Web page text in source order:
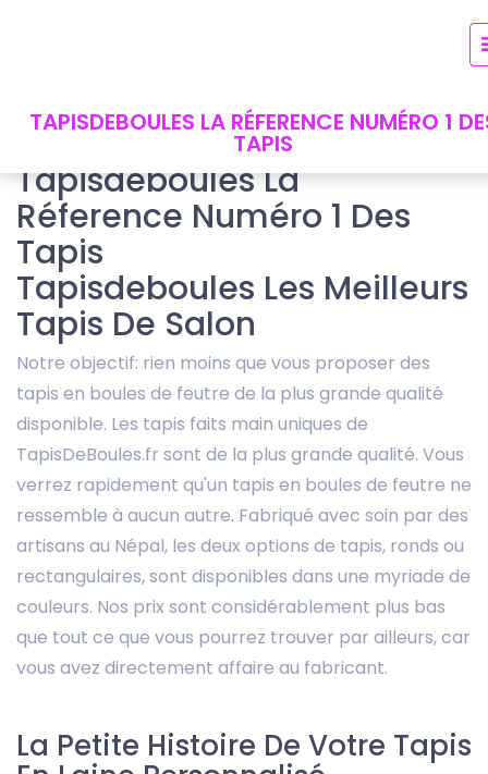
TAPISDEBOULES LA RÉFERENCE NUMÉRO 1
TAPIS
Tapisdeboules La
Réference Numéro 1 Des
Tapis
Tapisdeboules Les Meilleurs
Tapis De Salon
Notre objectif: rien moins que vous proposer des
tapis en boules de feutre de la plus grande qualité
disponible. Les tapis faits main uniques de
TapisDeBoules.fr sont de la plus grande qualité. Vous
verrez rapidement qu'un tapis en boules de feutre ne
ressemble à aucun autre. Fabriqué avec soin par des
artisans au Népal, les deux options de tapis, ronds ou
rectangulaires, sont disponibles dans une myriade de
couleurs. Nos prix sont considérablement plus bas
que tout ce que vous pourrez trouver par ailleurs, car
vous avez directement affaire au fabricant.
La Petite Histoire De Votre Tapis